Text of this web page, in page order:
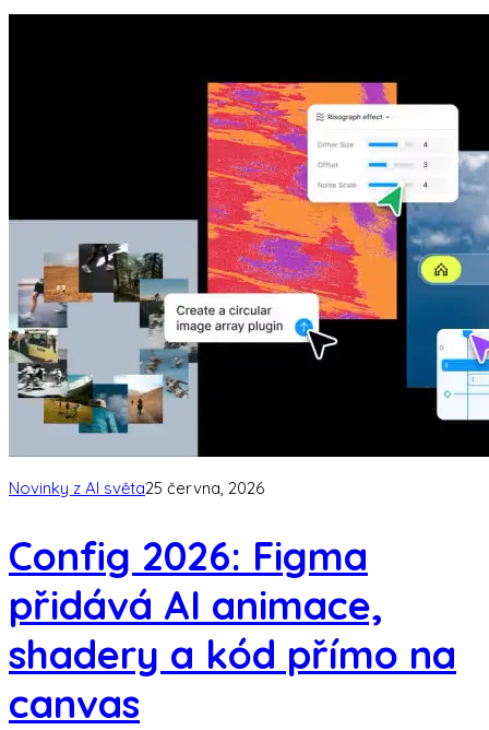
Novinky z AI světa25 června, 2026
Config 2026: Figma
přidává AI animace,
shadery a kód přímo na
canvas